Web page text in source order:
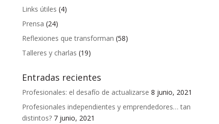
Links útiles (4)
Prensa (24)
Reflexiones que transforman (58)
Talleres y charlas (19)
Entradas recientes
Profesionales: el desafío de actualizarse 8 junio, 2021
Profesionales independientes y emprendedores… tan
distintos? 7 junio, 2021